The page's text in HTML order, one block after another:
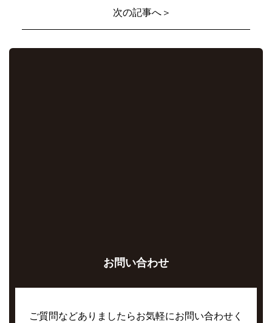
次の記事へ＞
お問い合わせ
ご質問などありましたらお気軽にお問い合わせく